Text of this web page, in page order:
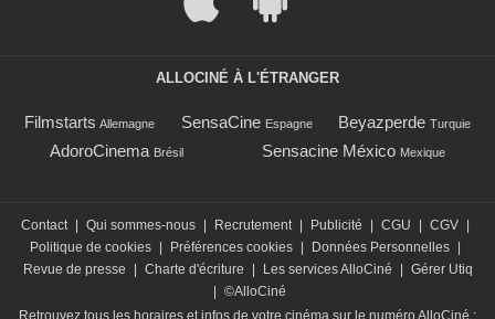
ALLOCINÉ À L'ÉTRANGER
Filmstarts Allemagne SensaCine Espagne Beyazperde Turquie
AdoroCinema Brésil Sensacine México Mexique
Contact Qui sommes-nous Recrutement Publicité CGU CGV
Politique de cookies
Préférences cookies Données Personnelles
Revue de presse
Charte d'écriture Les services AlloCiné
Gérer Utiq
©AlloCiné